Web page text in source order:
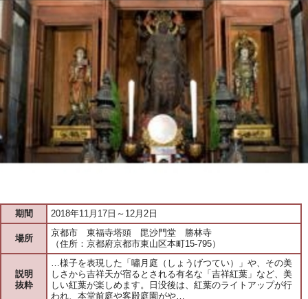
期間 2018年11月17日～12月2日
場所
京都市 東福寺塔頭 毘沙門堂 勝林寺
（住所：京都府京都市東山区本町15-795）
説明
抜粋
…様子を表現した「嘯月庭（しょうげつてい）」や、その美
しさから吉祥天が宿るとされる有名な「吉祥紅葉」など、美
しい紅葉が楽しめます。日没後は、紅葉のライトアップが行
われ、本堂前庭や客殿庭園がや…